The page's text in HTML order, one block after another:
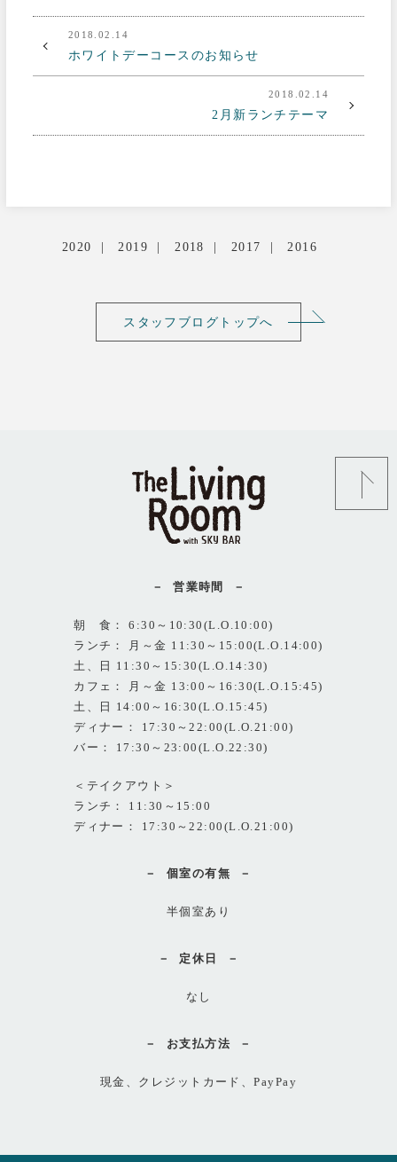
2018.02.14
ホワイトデーコースのお知らせ
2018.02.14
2月新ランチテーマ
2020 2019 2018 2017 2016
スタッフブログトップへ
営業時間
朝 食： 6:30～10:30(L.O.10:00)
ランチ： 月～金 11:30～15:00(L.O.14:00)
土、日 11:30～15:30(L.O.14:30)
カフェ： 月～金 13:00～16:30(L.O.15:45)
土、日 14:00～16:30(L.O.15:45)
ディナー： 17:30～22:00(L.O.21:00)
バー： 17:30～23:00(L.O.22:30)
＜テイクアウト＞
ランチ： 11:30～15:00
ディナー： 17:30～22:00(L.O.21:00)
個室の有無
半個室あり
定休日
なし
お支払方法
現金、クレジットカード、PayPay